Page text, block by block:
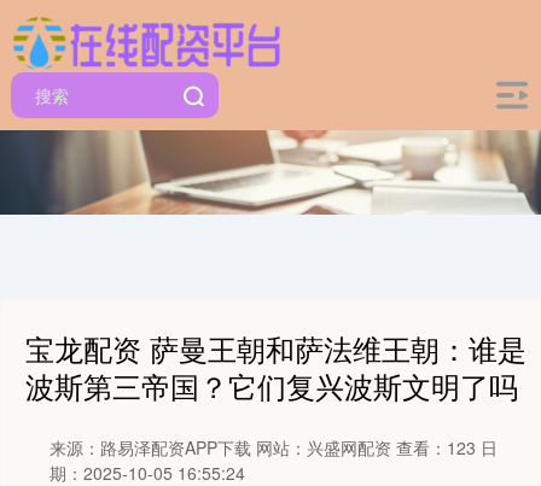
宝龙配资 萨曼王朝和萨法维王朝：谁是
波斯第三帝国？它们复兴波斯文明了吗
来源：路易泽配资APP下载 网站：兴盛网配资 查看：123 日
期：2025-10-05 16:55:24